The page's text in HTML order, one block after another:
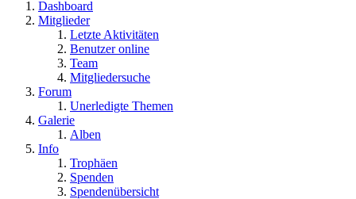
Dashboard
Mitglieder
Letzte Aktivitäten
Benutzer online
Team
Mitgliedersuche
Forum
Unerledigte Themen
Galerie
Alben
Info
Trophäen
Spenden
Spendenübersicht